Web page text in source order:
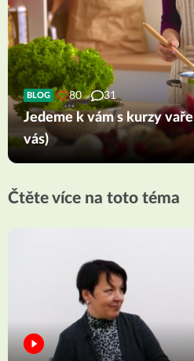
BLOG 80 31
Jedeme k vám s kurzy
vás)
Čtěte více na toto téma